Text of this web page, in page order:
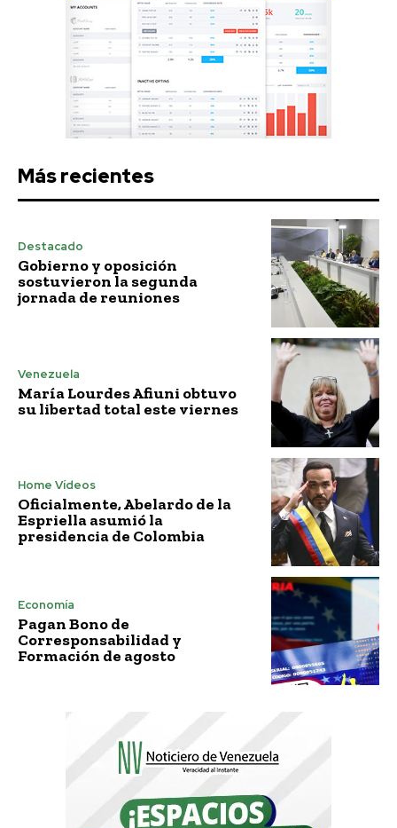
Más recientes
Destacado
Gobierno y oposición
sostuvieron la segunda
jornada de reuniones
Venezuela
María Lourdes Afiuni obtuvo
su libertad total este viernes
Home Vídeos
Oficialmente, Abelardo de la
Espriella asumió la
presidencia de Colombia
Economía
Pagan Bono de
Corresponsabilidad y
Formación de agosto